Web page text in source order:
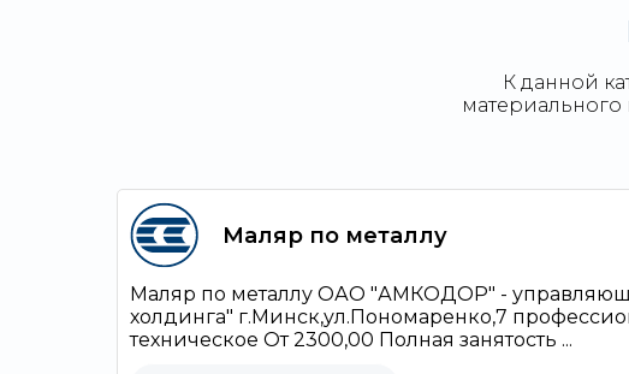
К данной
Маляр по металлу
Маляр по металлу ОАО "АМКОДОР" -
холдинга" г.Минск,ул.Пономаренко,7
техническое От 2300,00 Полная занятость ...